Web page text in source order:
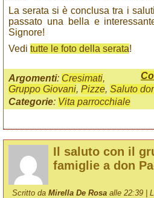
La serata si è conclusa tra i
passato una bella e
Signore!
Vedi tutte le foto della serata!
Argomenti: Cresimati,
Gruppo Giovani, Pizze, Saluto
Categorie: Vita parrocchiale
Il saluto con il
famiglie a don
Scritto daMirella De Rosa alle 22:39 |